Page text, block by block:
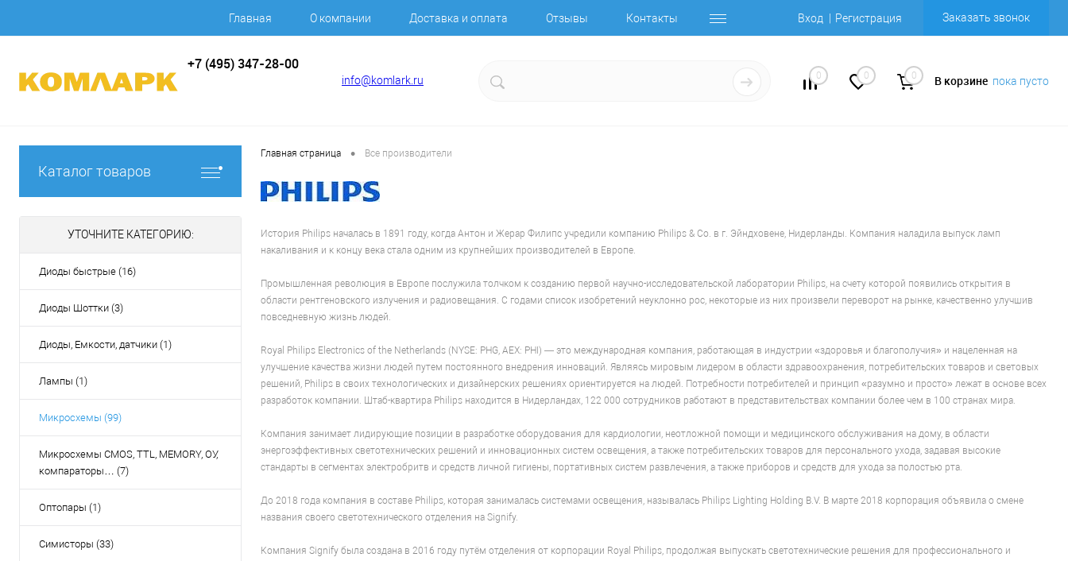
Главная О компании Доставка и оплата Отзывы Контакты Вход Регистрация Заказать звонок
+7 (495) 347-28-00
info@komlark.ru 0 0 0 В корзине пока пусто
Каталог товаров
УТОЧНИТЕ КАТЕГОРИЮ:
Диоды быстрые (16)
Диоды Шоттки (3)
Диоды, Емкости, датчики (1)
Лампы (1)
Микросхемы (99)
Микросхемы CMOS, TTL, MEMORY, ОУ,
компараторы… (7)
Оптопары (1)
Симисторы (33)
Главная страница • Все производители
История Philips началась в 1891 году, когда Антон и Жерар Филипс учредили компанию Philips & Co. в г. Эйндховене, Нидерланды. Компания наладила выпуск ламп
накаливания и к концу века стала одним из крупнейших производителей в Европе.
Промышленная революция в Европе послужила толчком к созданию первой научно-исследовательской лаборатории Philips, на счету которой появились открытия в
области рентгеновского излучения и радиовещания. С годами список изобретений неуклонно рос, некоторые из них произвели переворот на рынке, качественно улучшив
повседневную жизнь людей.
Royal Philips Electronics of the Netherlands (NYSE: PHG, AEX: PHI) — это международная компания, работающая в индустрии «здоровья и благополучия» и нацеленная на
улучшение качества жизни людей путем постоянного внедрения инноваций. Являясь мировым лидером в области здравоохранения, потребительских товаров и световых
решений, Philips в своих технологических и дизайнерских решениях ориентируется на людей. Потребности потребителей и принцип «разумно и просто» лежат в основе всех
разработок компании. Штаб-квартира Philips находится в Нидерландах, 122 000 сотрудников работают в представительствах компании более чем в 100 странах мира.
Компания занимает лидирующие позиции в разработке оборудования для кардиологии, неотложной помощи и медицинского обслуживания на дому, в области
энергоэффективных светотехнических решений и инновационных систем освещения, а также потребительских товаров для персонального ухода, задавая высокие
стандарты в сегментах электробритв и средств личной гигиены, портативных систем развлечения, а также приборов и средств для ухода за полостью рта.
До 2018 года компания в составе Philips, которая занималась системами освещения, называлась Philips Lighting Holding B.V. В марте 2018 корпорация объявила о смене
названия своего светотехнического отделения на Signify.
Компания Signify была создана в 2016 году путём отделения от корпорации Royal Philips, продолжая выпускать светотехнические решения для профессионального и